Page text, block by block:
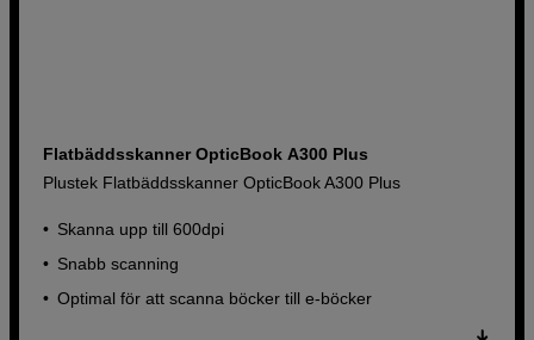
Flatbäddsskanner OpticBook A300 Plus
Plustek Flatbäddsskanner OpticBook A300 Plus
Skanna upp till 600dpi
Snabb scanning
Optimal för att scanna böcker till e-böcker